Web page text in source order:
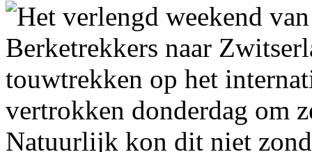
Het verlengd weekend
Berketrekkers naar
touwtrekken op het
vertrokken donderdag om
Natuurlijk kon dit niet